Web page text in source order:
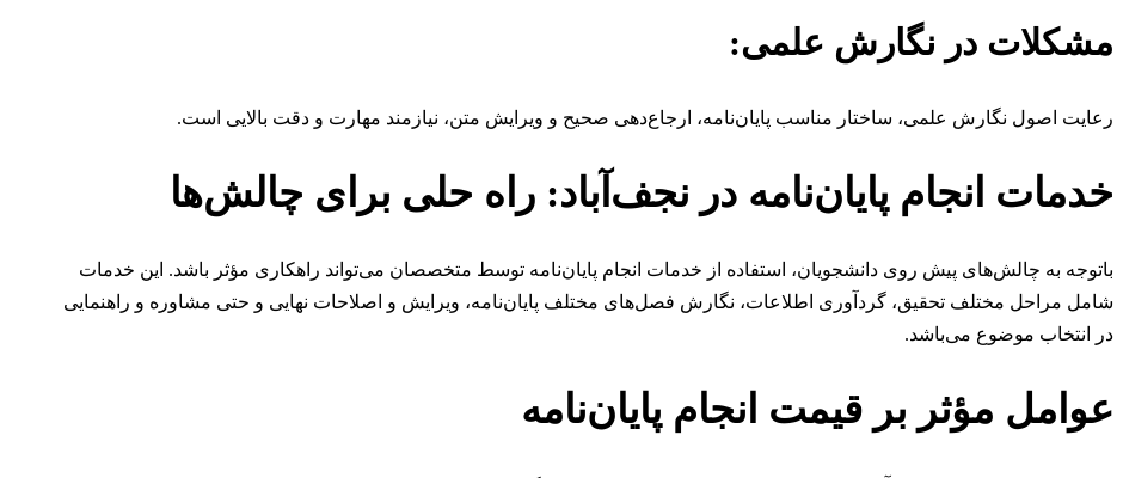
مشکلات در نگارش علمی:
رعایت اصول نگارش علمی، ساختار مناسب پایان‌نامه، ارجاع‌دهی صحیح و ویرایش متن، نیازمند مهارت و دقت بالایی است.
خدمات انجام پایان‌نامه در نجف‌آباد: راه حلی برای چالش‌ها
باتوجه به چالش‌های پیش روی دانشجویان، استفاده از خدمات انجام پایان‌نامه توسط متخصصان می‌تواند راهکاری مؤثر باشد. این خدمات
شامل مراحل مختلف تحقیق، گردآوری اطلاعات، نگارش فصل‌های مختلف پایان‌نامه، ویرایش و اصلاحات نهایی و حتی مشاوره و راهنمایی
در انتخاب موضوع می‌باشد.
عوامل مؤثر بر قیمت انجام پایان‌نامه